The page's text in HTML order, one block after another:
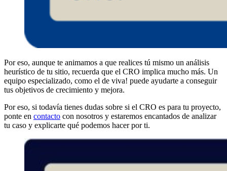
Por eso, aunque te animamos a que realices tú mismo un análisis
heurístico de tu sitio, recuerda que el CRO implica mucho más. Un
equipo especializado, como el de viva! puede ayudarte a conseguir
tus objetivos de crecimiento y mejora.
Por eso, si todavía tienes dudas sobre si el CRO es para tu proyecto,
ponte en contacto con nosotros y estaremos encantados de analizar
tu caso y explicarte qué podemos hacer por ti.